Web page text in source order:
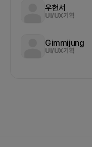
우현서
UI/UX기획
Gimmijung
UI/UX기획